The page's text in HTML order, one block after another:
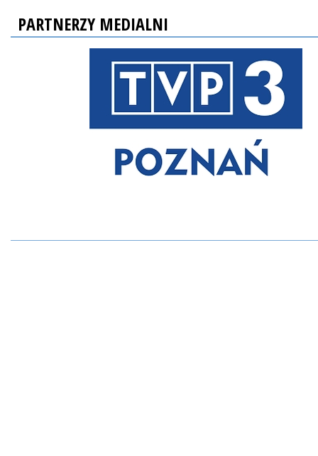
PARTNERZY MEDIALNI